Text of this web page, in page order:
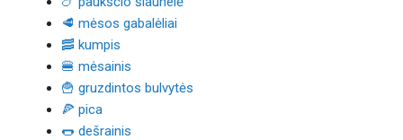
🥩 mėsos gabalėliai
🥓 kumpis
🍔 mėsainis
🍟 gruzdintos bulvytės
🍕 pica
🌭 dešrainis